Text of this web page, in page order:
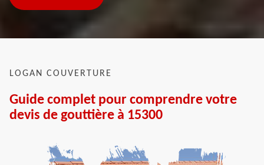
LOGAN COUVERTURE
Guide complet pour comprendre votre
devis de gouttière à 15300